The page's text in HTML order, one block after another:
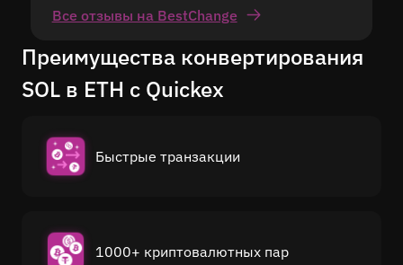
Все отзывы на BestChange
Преимущества конвертирования
SOL в ETH с Quickex
Быстрые транзакции
1000+ криптовалютных пар